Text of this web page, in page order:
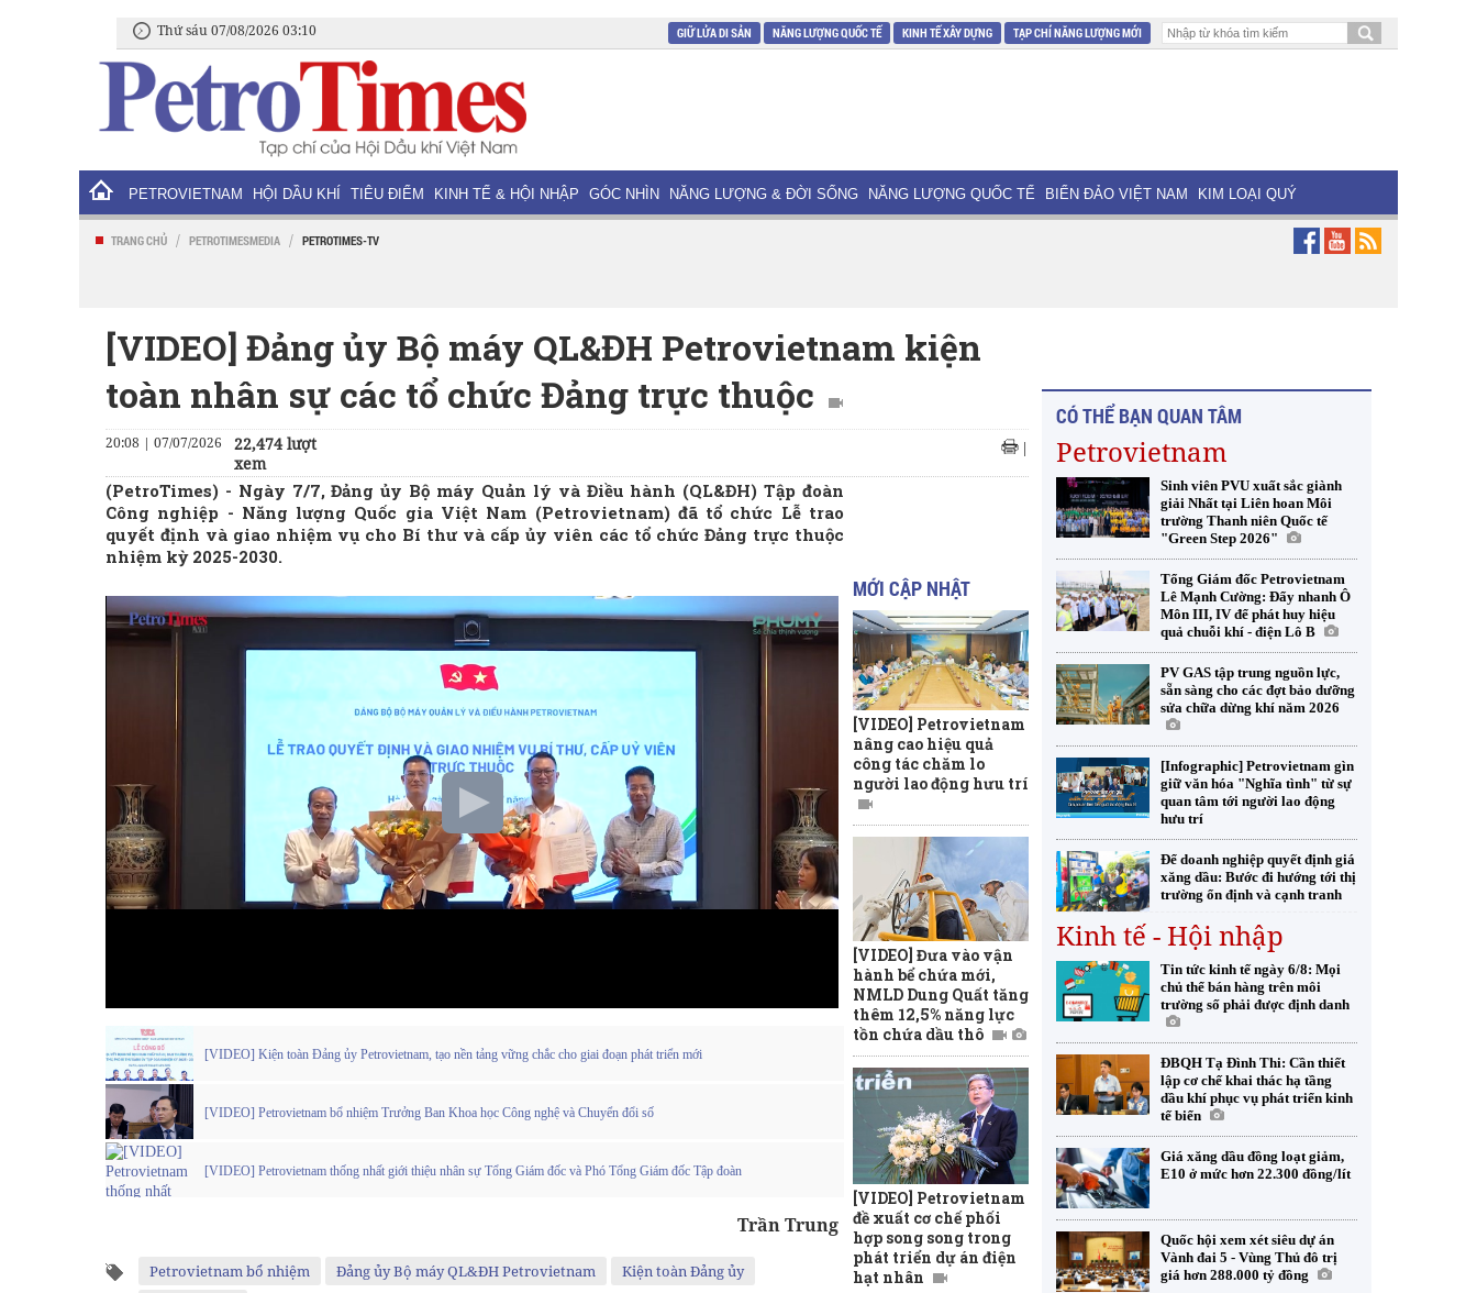
Thứ sáu 07/08/2026 03:10 GIỮ LỬA DI SẢN NĂNG LƯỢNG QUỐC TẾ KINH TẾ XÂY DỰNG TẠP CHÍ NĂNG LƯỢNG MỚI
PETROVIETNAM HỘI DẦU KHÍ TIÊU ĐIỂM KINH TẾ & HỘI NHẬP GÓC NHÌN NĂNG LƯỢNG & ĐỜI SỐNG NĂNG LƯỢNG QUỐC TẾ BIỂN ĐẢO VIỆT NAM KIM LOẠI QUÝ
TRANG CHỦ / PETROTIMESMEDIA / PETROTIMES-TV
[VIDEO] Đảng ủy Bộ máy QL&ĐH Petrovietnam kiện
toàn nhân sự các tổ chức Đảng trực thuộc
20:08 | 07/07/2026
22,474 lượt
xem
|
(PetroTimes) - Ngày 7/7, Đảng ủy Bộ máy Quản lý và Điều hành (QL&ĐH) Tập đoàn
Công nghiệp - Năng lượng Quốc gia Việt Nam (Petrovietnam) đã tổ chức Lễ trao
quyết định và giao nhiệm vụ cho Bí thư và cấp ủy viên các tổ chức Đảng trực thuộc
nhiệm kỳ 2025-2030.
[VIDEO] Kiện toàn Đảng ủy Petrovietnam, tạo nền tảng vững chắc cho giai đoạn phát triển mới
[VIDEO] Petrovietnam bổ nhiệm Trưởng Ban Khoa học Công nghệ và Chuyển đổi số
[VIDEO] Petrovietnam thống nhất giới thiệu nhân sự Tổng Giám đốc và Phó Tổng Giám đốc Tập đoàn
Trần Trung
Petrovietnam bổ nhiệm Đảng ủy Bộ máy QL&ĐH Petrovietnam
Kiện toàn Đảng ủy
MỚI CẬP NHẬT
[VIDEO] Petrovietnam
nâng cao hiệu quả
công tác chăm lo
người lao động hưu trí
[VIDEO] Đưa vào vận
hành bể chứa mới,
NMLD Dung Quất tăng
thêm 12,5% năng lực
tồn chứa dầu thô
[VIDEO] Petrovietnam
đề xuất cơ chế phối
hợp song song trong
phát triển dự án điện
hạt nhân
CÓ THỂ BẠN QUAN TÂM
Petrovietnam
Sinh viên PVU xuất sắc giành
giải Nhất tại Liên hoan Môi
trường Thanh niên Quốc tế
"Green Step 2026"
Tổng Giám đốc Petrovietnam
Lê Mạnh Cường: Đẩy nhanh Ô
Môn III, IV để phát huy hiệu
quả chuỗi khí - điện Lô B
PV GAS tập trung nguồn lực,
sẵn sàng cho các đợt bảo dưỡng
sửa chữa dừng khí năm 2026
[Infographic] Petrovietnam gìn
giữ văn hóa "Nghĩa tình" từ sự
quan tâm tới người lao động
hưu trí
Để doanh nghiệp quyết định giá
xăng dầu: Bước đi hướng tới thị
trường ổn định và cạnh tranh
Kinh tế - Hội nhập
Tin tức kinh tế ngày 6/8: Mọi
chủ thể bán hàng trên môi
trường số phải được định danh
ĐBQH Tạ Đình Thi: Cần thiết
lập cơ chế khai thác hạ tầng
dầu khí phục vụ phát triển kinh
tế biển
Giá xăng dầu đồng loạt giảm,
E10 ở mức hơn 22.300 đồng/lít
Quốc hội xem xét siêu dự án
Vành đai 5 - Vùng Thủ đô trị
giá hơn 288.000 tỷ đồng